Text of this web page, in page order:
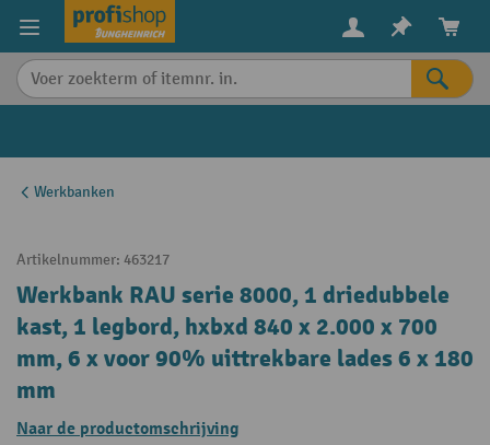
content
Werkbanken
Artikelnummer: 463217
Werkbank RAU serie 8000, 1 driedubbele
kast, 1 legbord, hxbxd 840 x 2.000 x 700
mm, 6 x voor 90% uittrekbare lades 6 x 180
mm
Naar de productomschrijving